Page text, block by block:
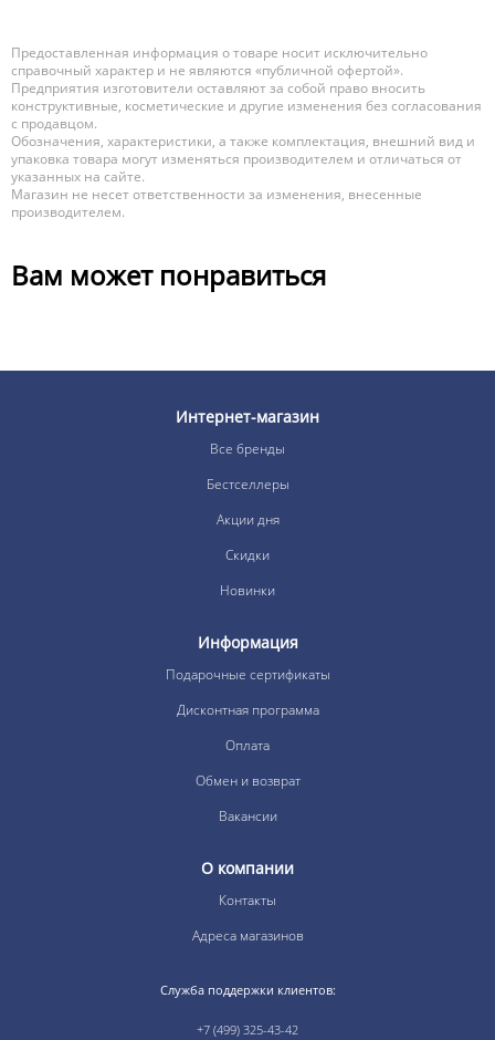
Предоставленная информация о товаре носит исключительно
справочный характер и не являются «публичной офертой».
Предприятия изготовители оставляют за собой право вносить
конструктивные, косметические и другие изменения без согласования
с продавцом.
Обозначения, характеристики, а также комплектация, внешний вид и
упаковка товара могут изменяться производителем и отличаться от
указанных на сайте.
Магазин не несет ответственности за изменения, внесенные
производителем.
Вам может понравиться
Интернет-магазин
Все бренды
Бестселлеры
Акции дня
Скидки
Новинки
Информация
Подарочные сертификаты
Дисконтная программа
Оплата
Обмен и возврат
Вакансии
О компании
Контакты
Адреса магазинов
Служба поддержки клиентов:
+7 (499) 325-43-42